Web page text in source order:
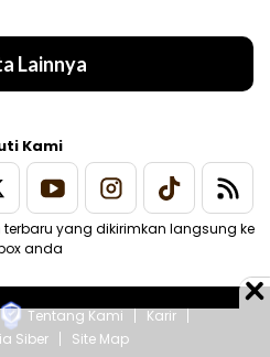
Lainnya
Kami
yang dikirimkan langsung ke
anda
Tentang Kami
Karir
Siber
Site Map